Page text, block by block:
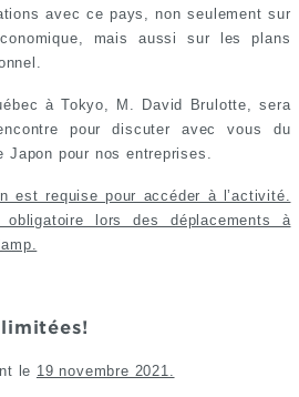
avec ce pays, non seulement sur
mais aussi sur les plans
à Tokyo, M. David Brulotte, sera
pour discuter avec vous du
Japon pour nos entreprises.
est requise pour accéder à l’activité.
lors des déplacements à
le 19 novembre 2021.